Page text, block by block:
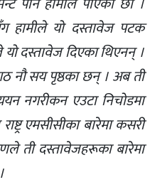
हामीले यो दस्तावेज पटक
दस्तावेज दिएका थिएनन् ।
नौ सय पृष्ठका छन् । अब ती
नगरीकन एउटा निचोडमा
एमसीसीका बारेमा कसरी
ती दस्तावेजहरूका बारेमा